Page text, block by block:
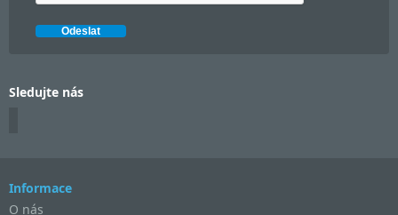
Sledujte nás
Informace
O nás